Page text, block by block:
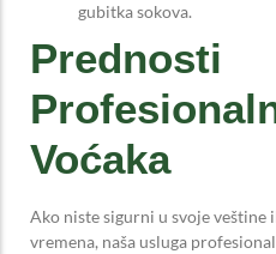
gubitka sokova.
Prednosti
Voćaka
Ako niste sigurni u svoje veštine
vremena, naša usluga